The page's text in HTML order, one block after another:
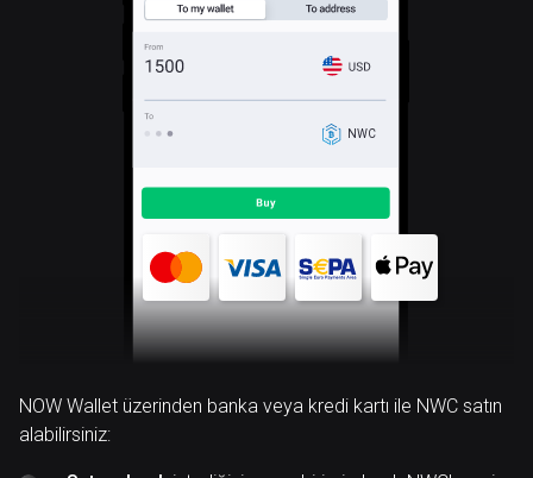
NWC
NOW Wallet üzerinden banka veya kredi kartı ile NWC satın
alabilirsiniz: